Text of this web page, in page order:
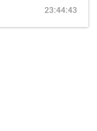
23:44:43